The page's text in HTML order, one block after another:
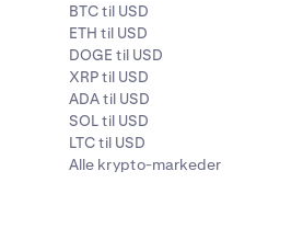
BTC til USD
ETH til USD
DOGE til USD
XRP til USD
ADA til USD
SOL til USD
LTC til USD
Alle krypto-markeder